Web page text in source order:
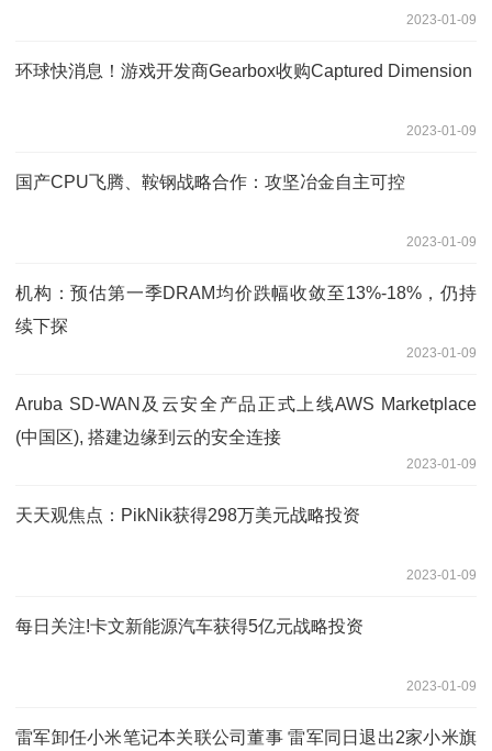
2023-01-09
环球快消息！游戏开发商Gearbox收购Captured Dimension
2023-01-09
国产CPU飞腾、鞍钢战略合作：攻坚冶金自主可控
2023-01-09
机构：预估第一季DRAM均价跌幅收敛至13%-18%，仍持
续下探
2023-01-09
Aruba SD-WAN及云安全产品正式上线AWS Marketplace
(中国区), 搭建边缘到云的安全连接
2023-01-09
天天观焦点：PikNik获得298万美元战略投资
2023-01-09
每日关注!卡文新能源汽车获得5亿元战略投资
2023-01-09
雷军卸任小米笔记本关联公司董事 雷军同日退出2家小米旗